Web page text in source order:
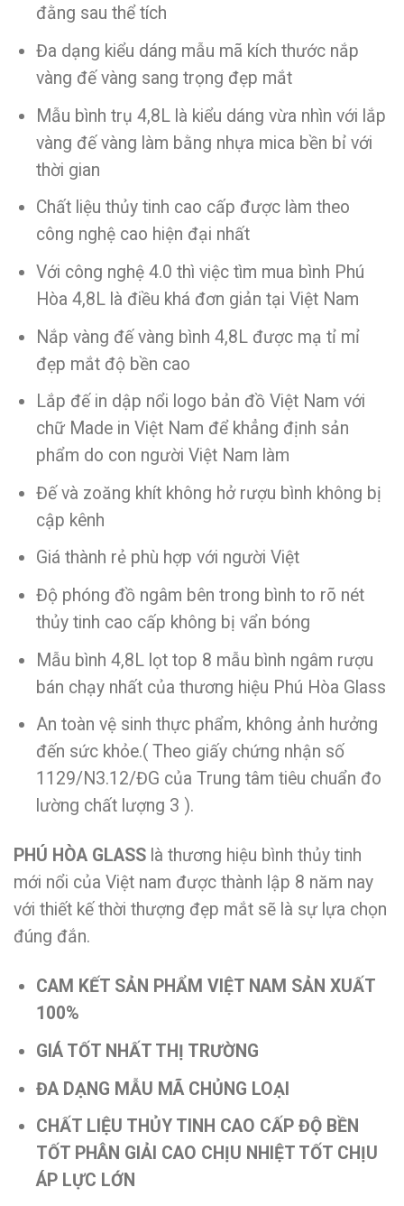
đằng sau thể tích
Đa dạng kiểu dáng mẫu mã kích thước nắp
vàng đế vàng sang trọng đẹp mắt
Mẫu bình trụ 4,8L là kiểu dáng vừa nhìn với lắp
vàng đế vàng làm bằng nhựa mica bền bỉ với
thời gian
Chất liệu thủy tinh cao cấp được làm theo
công nghệ cao hiện đại nhất
Với công nghệ 4.0 thì việc tìm mua bình Phú
Hòa 4,8L là điều khá đơn giản tại Việt Nam
Nắp vàng đế vàng bình 4,8L được mạ tỉ mỉ
đẹp mắt độ bền cao
Lắp đế in dập nổi logo bản đồ Việt Nam với
chữ Made in Việt Nam để khẳng định sản
phẩm do con người Việt Nam làm
Đế và zoăng khít không hở rượu bình không bị
cập kênh
Giá thành rẻ phù hợp với người Việt
Độ phóng đồ ngâm bên trong bình to rõ nét
thủy tinh cao cấp không bị vẩn bóng
Mẫu bình 4,8L lọt top 8 mẫu bình ngâm rượu
bán chạy nhất của thương hiệu Phú Hòa Glass
An toàn vệ sinh thực phẩm, không ảnh hưởng
đến sức khỏe.( Theo giấy chứng nhận số
1129/N3.12/ĐG của Trung tâm tiêu chuẩn đo
lường chất lượng 3 ).
PHÚ HÒA GLASS là thương hiệu bình thủy tinh
mới nổi của Việt nam được thành lập 8 năm nay
với thiết kế thời thượng đẹp mắt sẽ là sự lựa chọn
đúng đắn.
CAM KẾT SẢN PHẨM VIỆT NAM SẢN XUẤT
100%
GIÁ TỐT NHẤT THỊ TRƯỜNG
ĐA DẠNG MẪU MÃ CHỦNG LOẠI
CHẤT LIỆU THỦY TINH CAO CẤP ĐỘ BỀN
TỐT PHÂN GIẢI CAO CHỊU NHIỆT TỐT CHỊU
ÁP LỰC LỚN